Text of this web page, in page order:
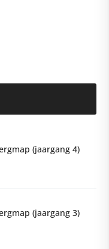
(jaargang 4)
(jaargang 3)